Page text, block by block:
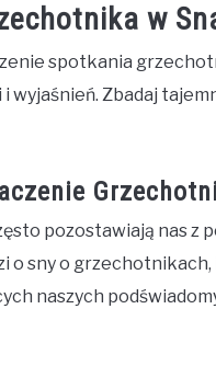
w
spotkania
wyjaśnień. Zbadaj
pozostawiają nas z
o sny o
naszych